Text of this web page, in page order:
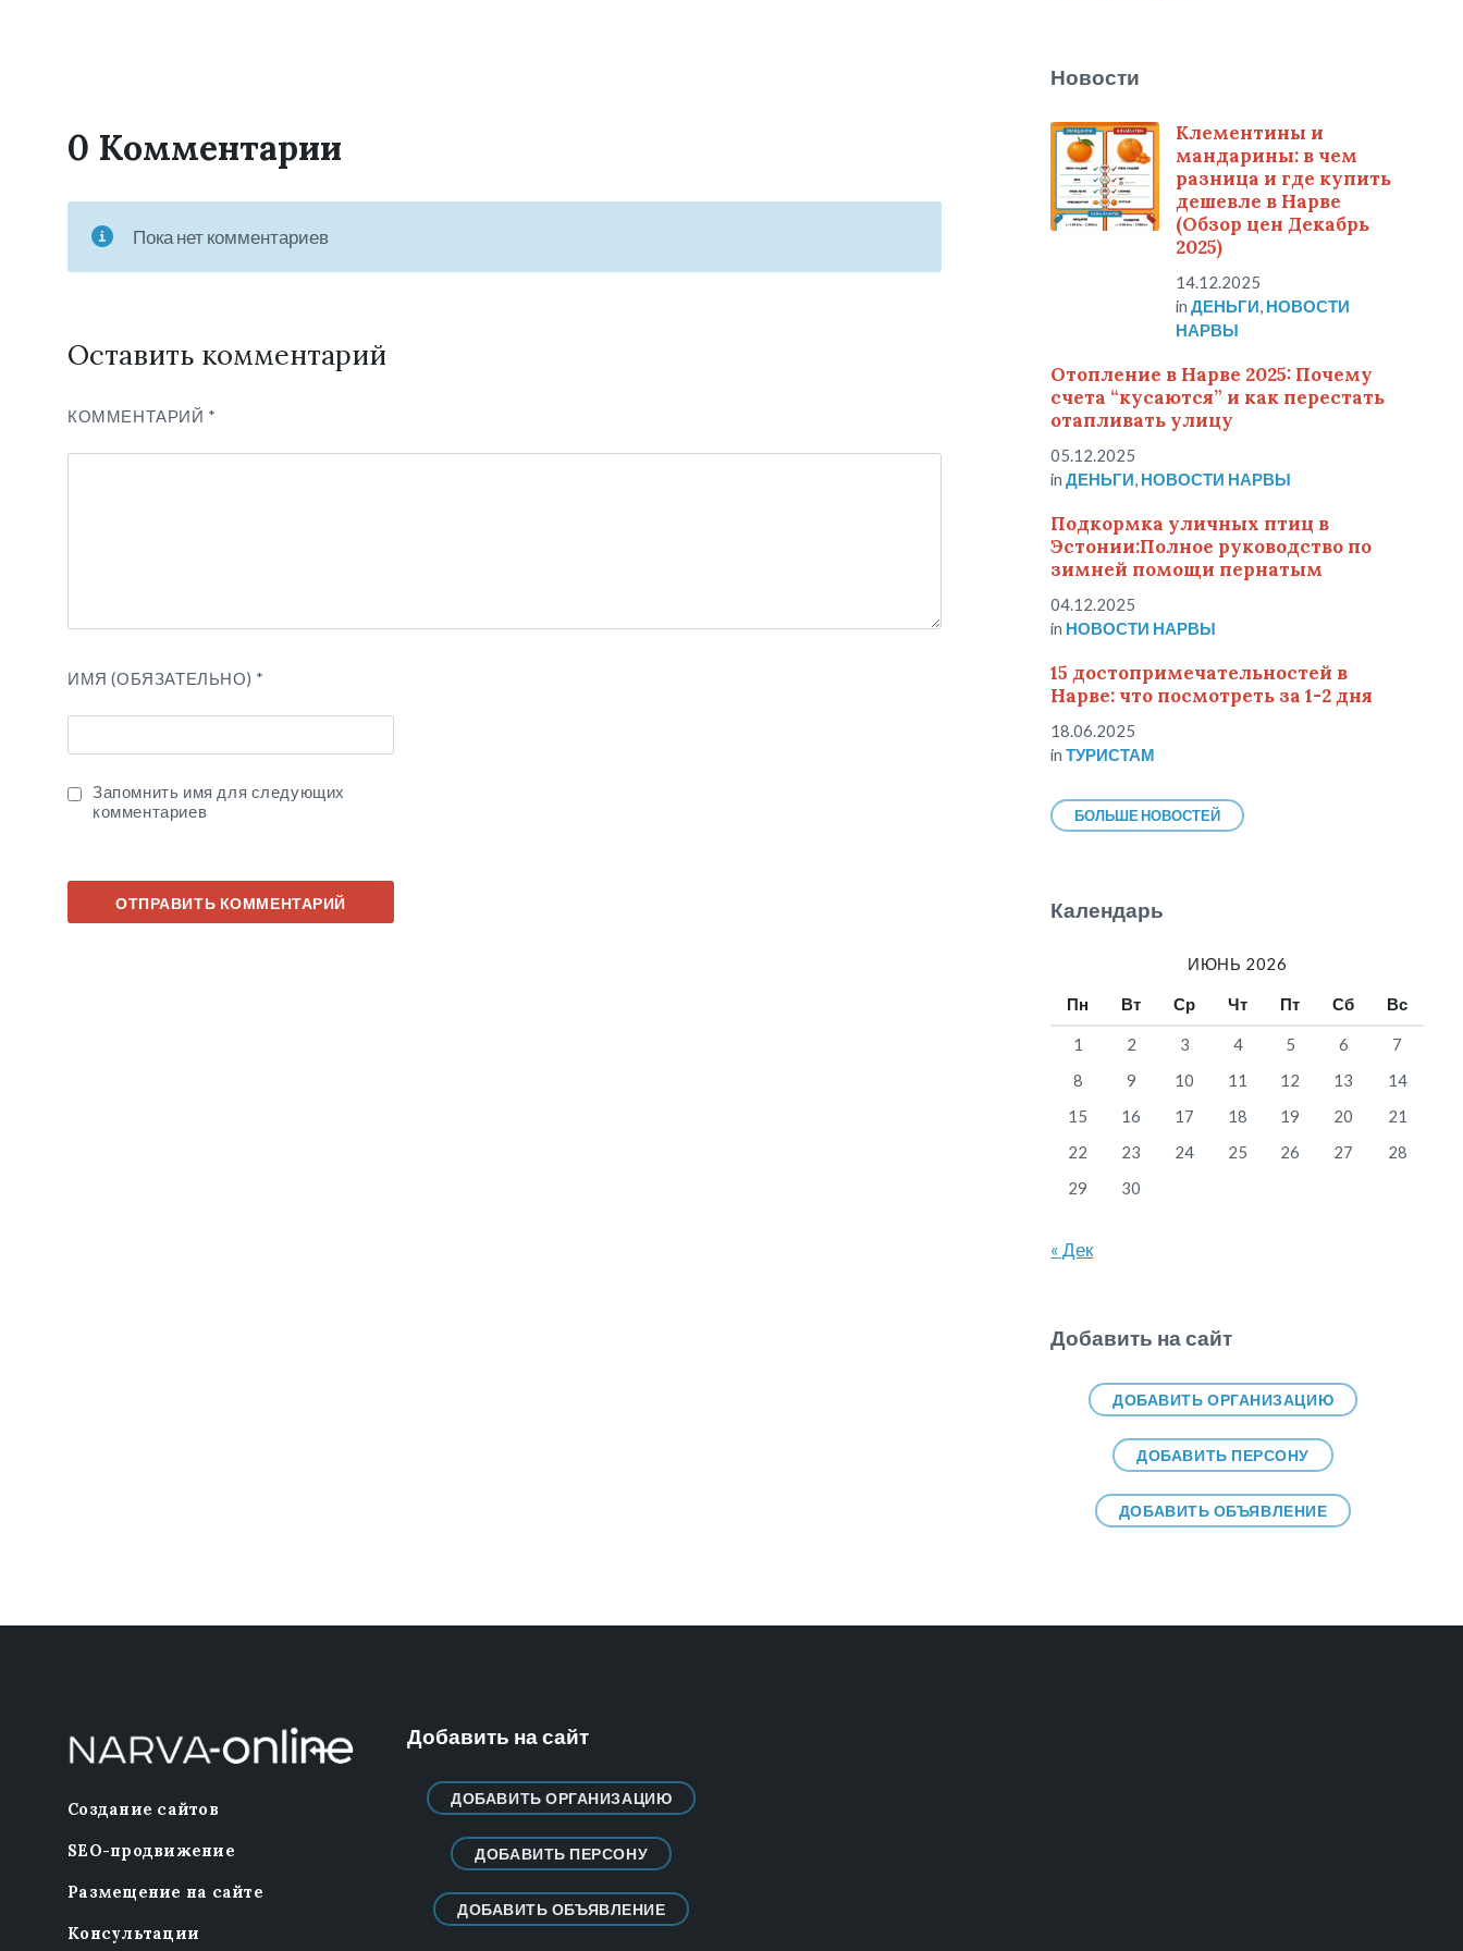
0 Комментарии
Пока нет комментариев
Оставить комментарий
КОММЕНТАРИЙ *
ИМЯ (ОБЯЗАТЕЛЬНО) *
Запомнить имя для следующих
комментариев
Новости
Клементины и
мандарины: в чем
разница и где купить
дешевле в Нарве
(Обзор цен Декабрь
2025)
14.12.2025
inДЕНЬГИ, НОВОСТИ
НАРВЫ
Отопление в Нарве 2025: Почему
счета “кусаются” и как перестать
отапливать улицу
05.12.2025
inДЕНЬГИ, НОВОСТИ НАРВЫ
Подкормка уличных птиц в
Эстонии:Полное руководство по
зимней помощи пернатым
04.12.2025
in НОВОСТИ НАРВЫ
15 достопримечательностей в
Нарве: что посмотреть за 1-2 дня
18.06.2025
inТУРИСТАМ
БОЛЬШЕ НОВОСТЕЙ
Календарь
ИЮНЬ 2026
Пн Вт Ср Чт Пт Сб Вс
1 2 3 4 5 6
7
8
9 10 11 12 13
14
15
16 17 18 19 20
21
22
23 24 25 26 27
28
29
30
« Дек
Добавить на сайт
ДОБАВИТЬ ОРГАНИЗАЦИЮ
ДОБАВИТЬ ПЕРСОНУ
ДОБАВИТЬ ОБЪЯВЛЕНИЕ
Создание сайтов
SEO-продвижение
Размещение на сайте
Консультации
Добавить на сайт
ДОБАВИТЬ ОРГАНИЗАЦИЮ
ДОБАВИТЬ ПЕРСОНУ
ДОБАВИТЬ ОБЪЯВЛЕНИЕ